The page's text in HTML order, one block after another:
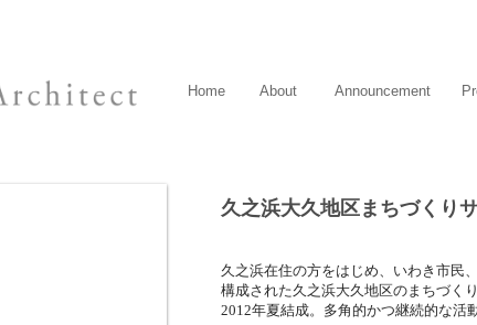
Home About Announcement
久之浜大久地区まちづくり
久之浜在住の方をはじめ、いわき市民
構成された久之浜大久地区のまちづく
2012年夏結成。多角的かつ継続的な活